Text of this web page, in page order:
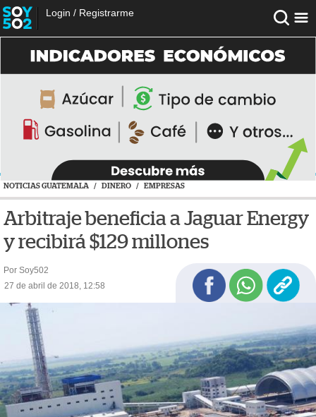
Login / Registrarme
NOTICIAS GUATEMALA / DINERO / EMPRESAS
Arbitraje beneficia a Jaguar Energy
y recibirá $129 millones
Por Soy502
27 de abril de 2018, 12:58